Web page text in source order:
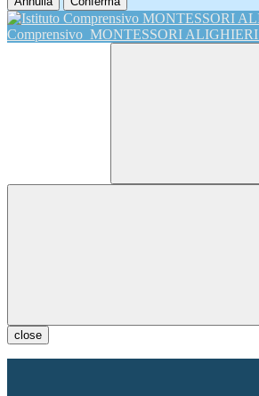
Comprensivo MONTESSORI ALIGHIERI
close